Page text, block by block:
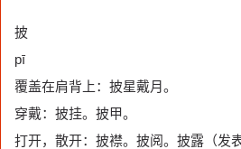
披
pī
覆盖在肩背上：披星戴月。
穿戴：披挂。披甲。
打开，散开：披襟。披阅。披露（发